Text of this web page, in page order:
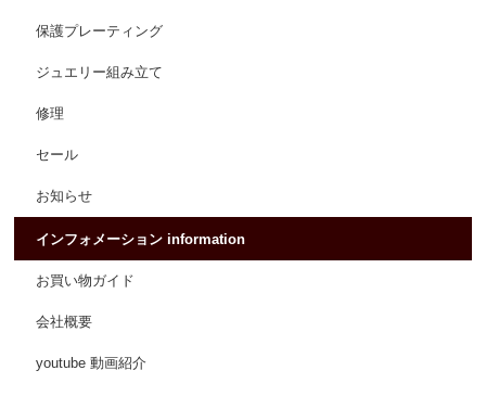
保護プレーティング
ジュエリー組み立て
修理
セール
お知らせ
インフォメーション information
お買い物ガイド
会社概要
youtube 動画紹介